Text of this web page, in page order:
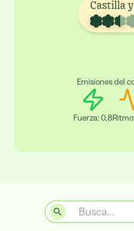
Castilla
Emisiones del
Fuerza:0,8Ritmo